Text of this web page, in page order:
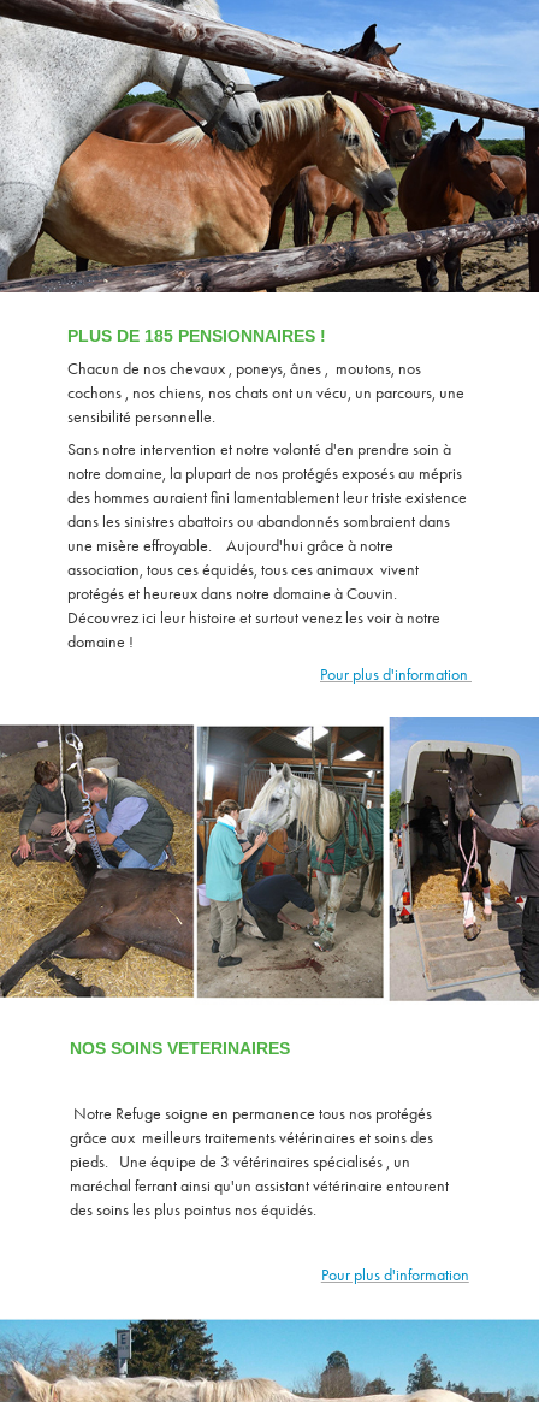
PLUS DE 185 PENSIONNAIRES !
Chacun de nos chevaux , poneys, ânes , moutons, nos
cochons , nos chiens, nos chats ont un vécu, un parcours, une
sensibilité personnelle.
Sans notre intervention et notre volonté d'en prendre soin à
notre domaine, la plupart de nos protégés exposés au mépris
des hommes auraient fini lamentablement leur triste existence
dans les sinistres abattoirs ou abandonnés sombraient dans
une misère effroyable. Aujourd'hui grâce à notre
association, tous ces équidés, tous ces animaux vivent
protégés et heureux dans notre domaine à Couvin.
Découvrez ici leur histoire et surtout venez les voir à notre
domaine !
Pour plus d'information
NOS SOINS VETERINAIRES
Notre Refuge soigne en permanence tous nos protégés
grâce aux meilleurs traitements vétérinaires et soins des
pieds. Une équipe de 3 vétérinaires spécialisés , un
maréchal ferrant ainsi qu'un assistant vétérinaire entourent
des soins les plus pointus nos équidés.
Pour plus d'information